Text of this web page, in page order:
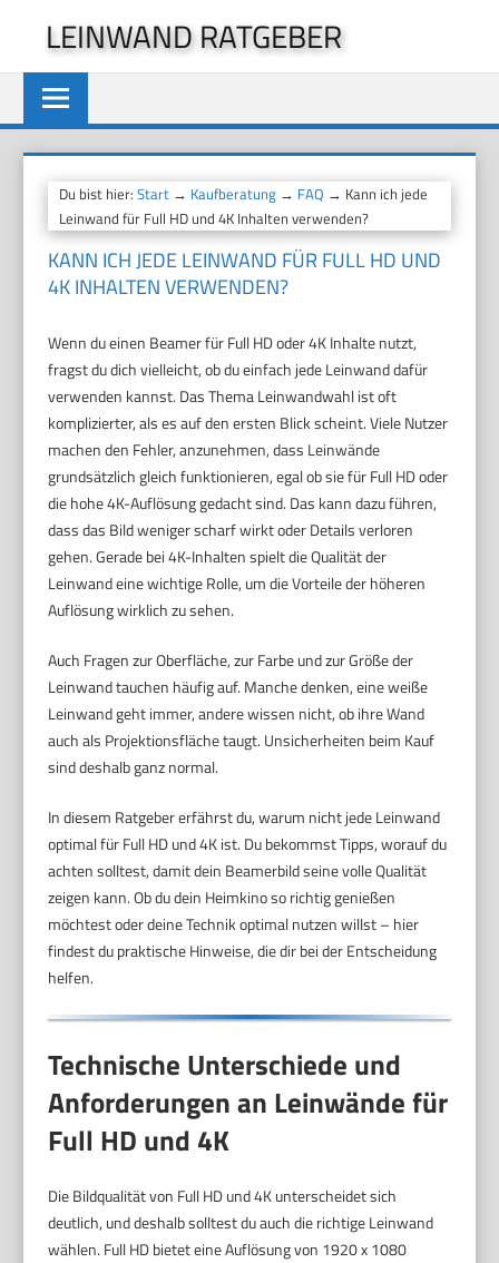
springen
LEINWAND RATGEBER
Du bist hier:Start → Kaufberatung → FAQ → Kann ich jede
Leinwand für Full HD und 4K Inhalten verwenden?
KANN ICH JEDE LEINWAND FÜR FULL HD UND
4K INHALTEN VERWENDEN?
Wenn du einen Beamer für Full HD oder 4K Inhalte nutzt,
fragst du dich vielleicht, ob du einfach jede Leinwand dafür
verwenden kannst. Das Thema Leinwandwahl ist oft
komplizierter, als es auf den ersten Blick scheint. Viele Nutzer
machen den Fehler, anzunehmen, dass Leinwände
grundsätzlich gleich funktionieren, egal ob sie für Full HD oder
die hohe 4K-Auflösung gedacht sind. Das kann dazu führen,
dass das Bild weniger scharf wirkt oder Details verloren
gehen. Gerade bei 4K-Inhalten spielt die Qualität der
Leinwand eine wichtige Rolle, um die Vorteile der höheren
Auflösung wirklich zu sehen.
Auch Fragen zur Oberfläche, zur Farbe und zur Größe der
Leinwand tauchen häufig auf. Manche denken, eine weiße
Leinwand geht immer, andere wissen nicht, ob ihre Wand
auch als Projektionsfläche taugt. Unsicherheiten beim Kauf
sind deshalb ganz normal.
In diesem Ratgeber erfährst du, warum nicht jede Leinwand
optimal für Full HD und 4K ist. Du bekommst Tipps, worauf du
achten solltest, damit dein Beamerbild seine volle Qualität
zeigen kann. Ob du dein Heimkino so richtig genießen
möchtest oder deine Technik optimal nutzen willst – hier
findest du praktische Hinweise, die dir bei der Entscheidung
helfen.
Technische Unterschiede und
Anforderungen an Leinwände für
Full HD und 4K
Die Bildqualität von Full HD und 4K unterscheidet sich
deutlich, und deshalb solltest du auch die richtige Leinwand
wählen. Full HD bietet eine Auflösung von 1920 x 1080